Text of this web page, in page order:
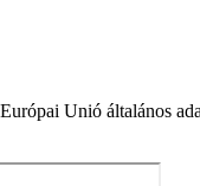
Unió általános